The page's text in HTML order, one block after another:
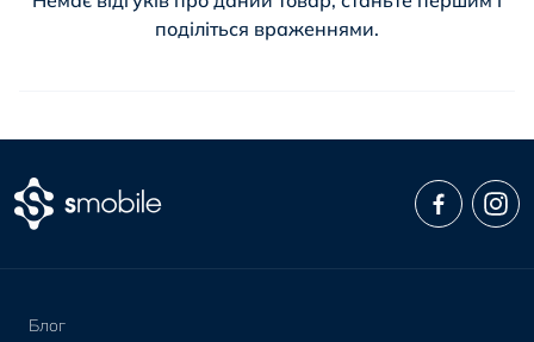
поділіться враженнями.
Блог